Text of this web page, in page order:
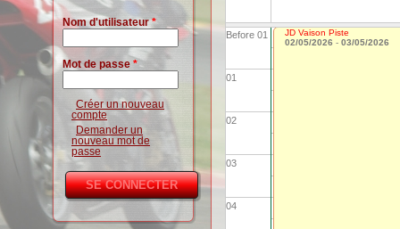
Nom d'utilisateur*
Mot de passe *
Créer un nouveau
compte
Demander un
nouveau mot de
passe
Before 01
01
02
03
04
JD Vaison Piste
02/05/2026 - 03/05/2026